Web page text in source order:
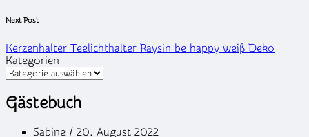
Next Post
Kerzenhalter Teelichthalter Raysin be happy weiß Deko
Kategorien
Gästebuch
Sabine / 20. August 2022